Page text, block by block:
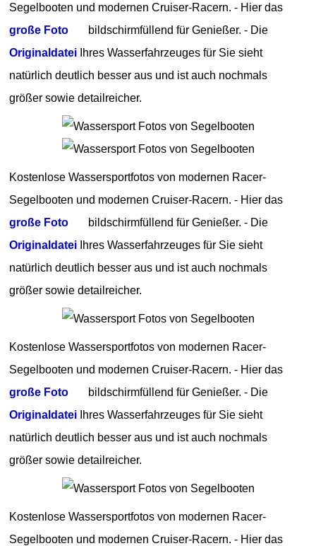
Segelbooten und modernen Cruiser-Racern. - Hier das
große Foto
bildschirmfüllend für Genießer. - Die
Originaldatei Ihres Wasserfahrzeuges für Sie sieht
natürlich deutlich besser aus und ist auch nochmals
größer sowie detailreicher.
Kostenlose Wassersportfotos von modernen Racer-
Segelbooten und modernen Cruiser-Racern. - Hier das
große Foto
bildschirmfüllend für Genießer. - Die
Originaldatei Ihres Wasserfahrzeuges für Sie sieht
natürlich deutlich besser aus und ist auch nochmals
größer sowie detailreicher.
Kostenlose Wassersportfotos von modernen Racer-
Segelbooten und modernen Cruiser-Racern. - Hier das
große Foto
bildschirmfüllend für Genießer. - Die
Originaldatei Ihres Wasserfahrzeuges für Sie sieht
natürlich deutlich besser aus und ist auch nochmals
größer sowie detailreicher.
Kostenlose Wassersportfotos von modernen Racer-
Segelbooten und modernen Cruiser-Racern. - Hier das